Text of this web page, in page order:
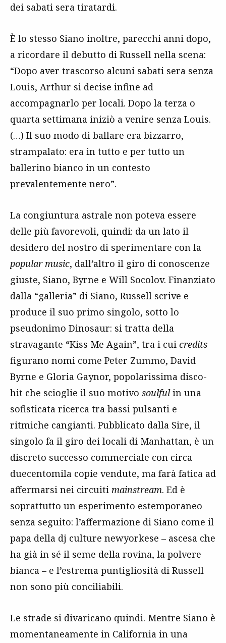
dei sabati sera tiratardi.
È lo stesso Siano inoltre, parecchi anni dopo,
a ricordare il debutto di Russell nella scena:
“Dopo aver trascorso alcuni sabati sera senza
Louis, Arthur si decise infine ad
accompagnarlo per locali. Dopo la terza o
quarta settimana iniziò a venire senza Louis.
(…) Il suo modo di ballare era bizzarro,
strampalato: era in tutto e per tutto un
ballerino bianco in un contesto
prevalentemente nero”.
La congiuntura astrale non poteva essere
delle più favorevoli, quindi: da un lato il
desidero del nostro di sperimentare con la
popular music, dall’altro il giro di conoscenze
giuste, Siano, Byrne e Will Socolov. Finanziato
dalla “galleria” di Siano, Russell scrive e
produce il suo primo singolo, sotto lo
pseudonimo Dinosaur: si tratta della
stravagante “Kiss Me Again”, tra i cui credits
figurano nomi come Peter Zummo, David
Byrne e Gloria Gaynor, popolarissima disco-
hit che scioglie il suo motivo soulfulin una
sofisticata ricerca tra bassi pulsanti e
ritmiche cangianti. Pubblicato dalla Sire, il
singolo fa il giro dei locali di Manhattan, è un
discreto successo commerciale con circa
duecentomila copie vendute, ma farà fatica ad
affermarsi nei circuiti mainstream. Ed è
soprattutto un esperimento estemporaneo
senza seguito: l’affermazione di Siano come il
papa della dj culture newyorkese – ascesa che
ha già in sé il seme della rovina, la polvere
bianca – e l’estrema puntigliosità di Russell
non sono più conciliabili.
Le strade si divaricano quindi. Mentre Siano è
momentaneamente in California in una